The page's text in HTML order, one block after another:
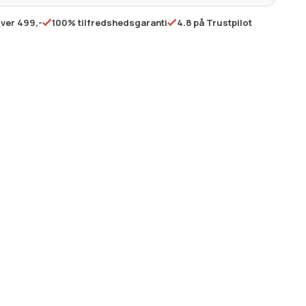
499,- 100% tilfredshedsgaranti 4.8 på Trustpilot